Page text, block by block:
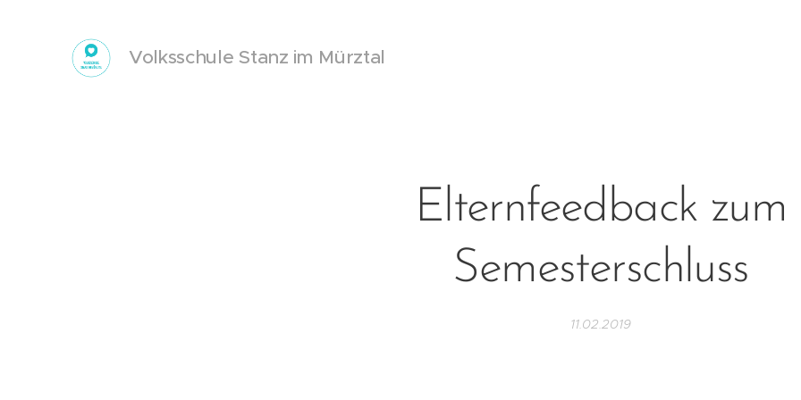
Volksschule Stanz im Mürztal
Elternfeedback zum
Semesterschluss
11.02.2019